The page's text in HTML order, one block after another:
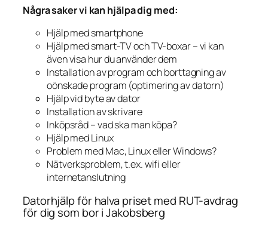
Några saker vi kan hjälpa dig med:
Hjälp med smartphone
Hjälp med smart-TV och TV-boxar – vi kan
även visa hur du använder dem
Installation av program och borttagning av
oönskade program (optimering av datorn)
Hjälp vid byte av dator
Installation av skrivare
Inköpsråd – vad ska man köpa?
Hjälp med Linux
Problem med Mac, Linux eller Windows?
Nätverksproblem, t.ex. wifi eller
internetanslutning
Datorhjälp för halva priset med RUT-avdrag
för dig som bor i Jakobsberg